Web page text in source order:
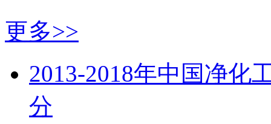
更多>>
2013-2018年中国净化
分